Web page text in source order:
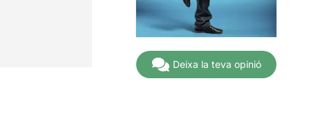
Deixa la teva opinió